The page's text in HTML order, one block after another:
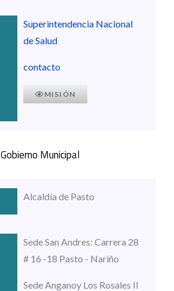
Superintendencia Nacional
de Salud
contacto
MISIÓN
Gobierno Municipal
Alcaldía de Pasto
Sede San Andres: Carrera 28
# 16 -18 Pasto - Nariño
Sede Anganoy Los Rosales II